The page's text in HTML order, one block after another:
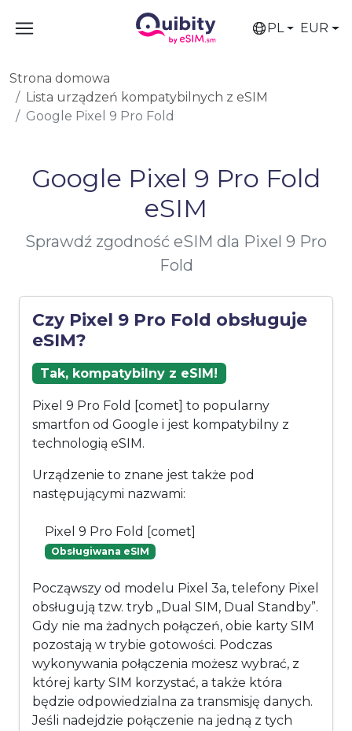
PL EUR
Strona domowa
Lista urządzeń kompatybilnych z eSIM
Google Pixel 9 Pro Fold
Google Pixel 9 Pro Fold
eSIM
Sprawdź zgodność eSIM dla Pixel 9 Pro
Fold
Czy Pixel 9 Pro Fold obsługuje
eSIM?
Tak, kompatybilny z eSIM!
Pixel 9 Pro Fold [comet] to popularny
smartfon od Google i jest kompatybilny z
technologią eSIM.
Urządzenie to znane jest także pod
następującymi nazwami:
Pixel 9 Pro Fold [comet]
Obsługiwana eSIM
Począwszy od modelu Pixel 3a, telefony Pixel
obsługują tzw. tryb „Dual SIM, Dual Standby”.
Gdy nie ma żadnych połączeń, obie karty SIM
pozostają w trybie gotowości. Podczas
wykonywania połączenia możesz wybrać, z
której karty SIM korzystać, a także która
będzie odpowiedzialna za transmisję danych.
Jeśli nadejdzie połączenie na jedną z tych